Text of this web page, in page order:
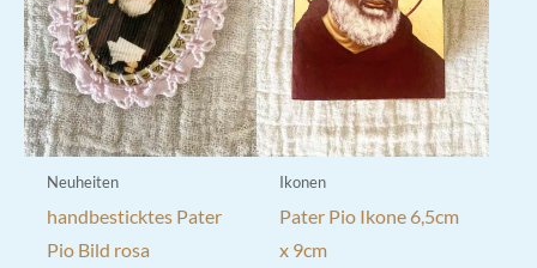
können
Produktseite
gewählt
werden
Neuheiten
handbesticktes Pater
Pio Bild rosa
Ikonen
Pater Pio Ikone 6,5cm
x 9cm